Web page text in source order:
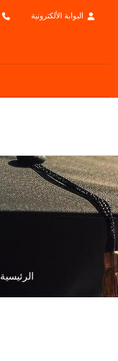
البوابة الألكترونية
الرئيسية